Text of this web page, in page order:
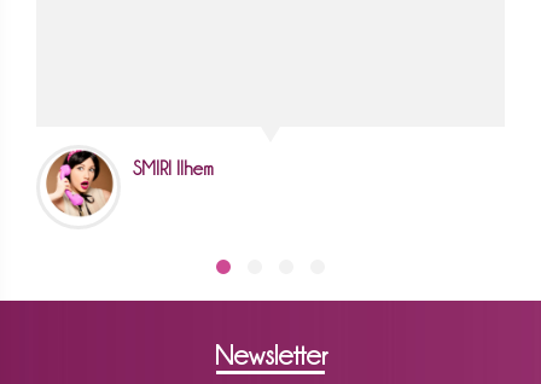
SMIRI Ilhem
Newsletter